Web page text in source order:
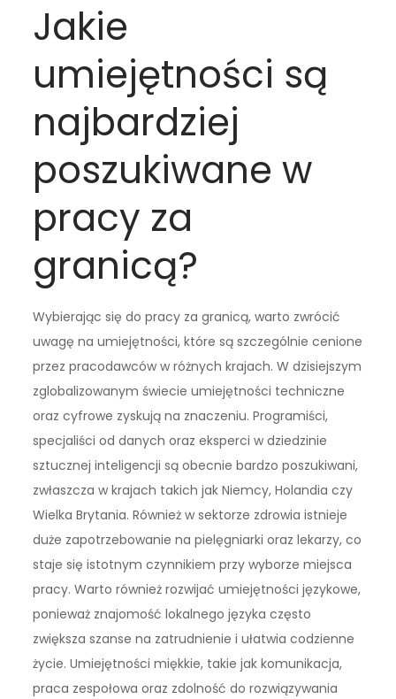
Jakie
umiejętności są
najbardziej
poszukiwane w
pracy za
granicą?
Wybierając się do pracy za granicą, warto zwrócić
uwagę na umiejętności, które są szczególnie cenione
przez pracodawców w różnych krajach. W dzisiejszym
zglobalizowanym świecie umiejętności techniczne
oraz cyfrowe zyskują na znaczeniu. Programiści,
specjaliści od danych oraz eksperci w dziedzinie
sztucznej inteligencji są obecnie bardzo poszukiwani,
zwłaszcza w krajach takich jak Niemcy, Holandia czy
Wielka Brytania. Również w sektorze zdrowia istnieje
duże zapotrzebowanie na pielęgniarki oraz lekarzy, co
staje się istotnym czynnikiem przy wyborze miejsca
pracy. Warto również rozwijać umiejętności językowe,
ponieważ znajomość lokalnego języka często
zwiększa szanse na zatrudnienie i ułatwia codzienne
życie. Umiejętności miękkie, takie jak komunikacja,
praca zespołowa oraz zdolność do rozwiązywania